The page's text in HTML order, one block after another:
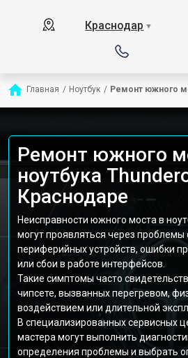
Краснодар ▼
Главная / Ноутбук / Ремонт южного
Ремонт южного
ноутбука
Краснодаре
Неисправности южного моста в
могут проявляться через
периферийных устройств, ошибки
или сбои в работе интерфейсов.
Такие симптомы часто
чипсете, вызванных перегревом,
воздействием или длительной
В специализированных сервисных
мастера могут выполнить
определения проблемы и выбрать